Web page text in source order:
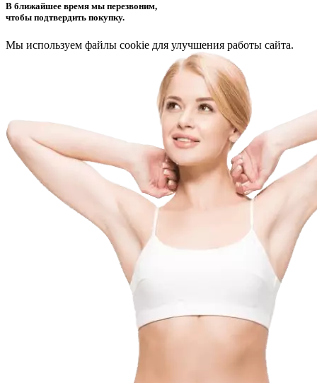
В ближайшее время мы перезвоним,
чтобы подтвердить покупку.
Мы используем файлы cookie для улучшения работы сайта.